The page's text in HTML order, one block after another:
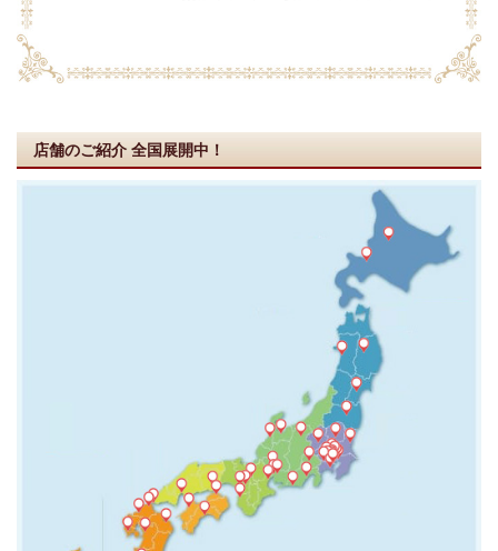
店舗のご紹介 全国展開中！